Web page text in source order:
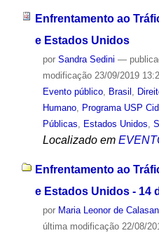
Enfrentamento ao
e Estados Unidos
por Sandra Sedini —
modificação23/09/2019
Evento público, Brasil
Humano, Programa USP
Públicas
Estados Unidos
Localizado em
Enfrentamento ao
e Estados Unidos - 14
por Maria Leonor de
última modificação22/08/